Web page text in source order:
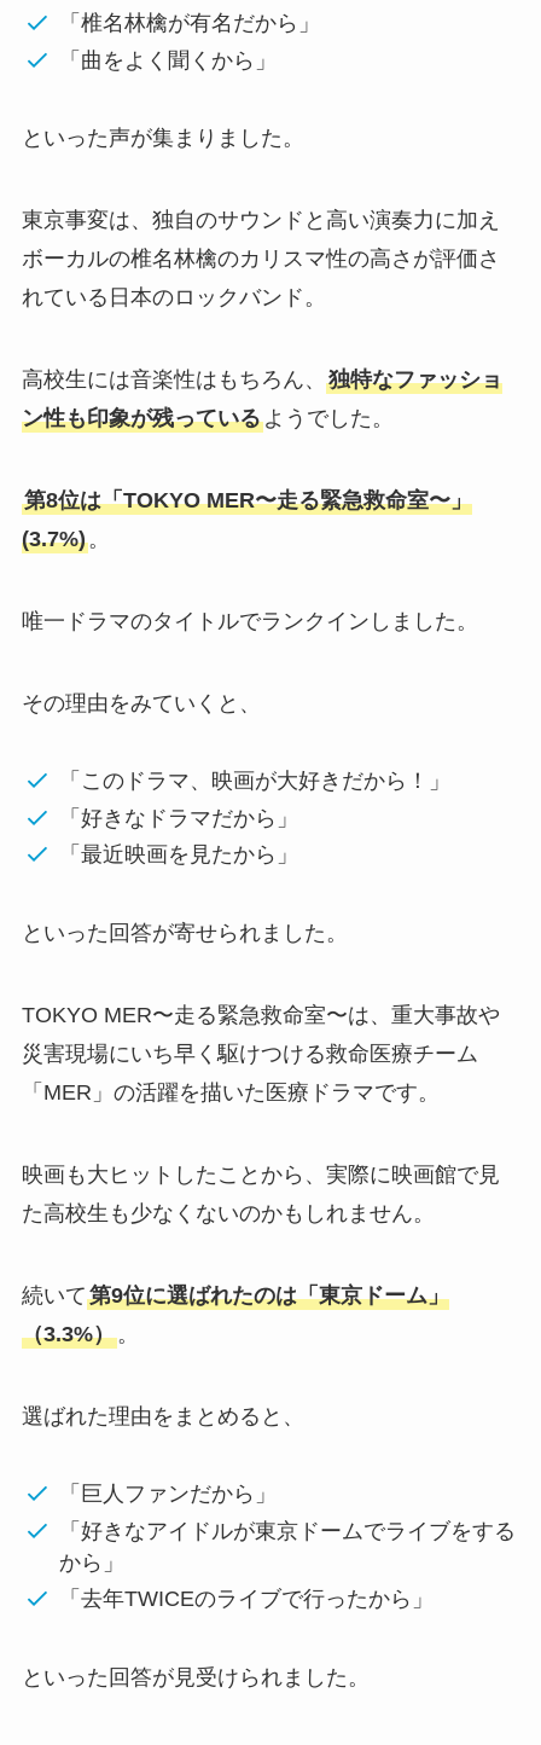
「椎名林檎が有名だから」
「曲をよく聞くから」
といった声が集まりました。
東京事変は、独自のサウンドと高い演奏力に加え
ボーカルの椎名林檎のカリスマ性の高さが評価さ
れている日本のロックバンド。
高校生には音楽性はもちろん、 独特なファッショ
ン性も印象が残っているようでした。
第8位は「TOKYO MER〜走る緊急救命室〜」
(3.7%)。
唯一ドラマのタイトルでランクインしました。
その理由をみていくと、
「このドラマ、映画が大好きだから！」
「好きなドラマだから」
「最近映画を見たから」
といった回答が寄せられました。
TOKYO MER〜走る緊急救命室〜は、重大事故や
災害現場にいち早く駆けつける救命医療チーム
「MER」の活躍を描いた医療ドラマです。
映画も大ヒットしたことから、実際に映画館で見
た高校生も少なくないのかもしれません。
続いて第9位に選ばれたのは「東京ドーム」
（3.3%）。
選ばれた理由をまとめると、
「巨人ファンだから」
「好きなアイドルが東京ドームでライブをする
から」
「去年TWICEのライブで行ったから」
といった回答が見受けられました。